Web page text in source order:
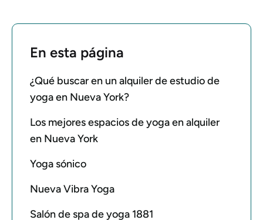
En esta página
¿Qué buscar en un alquiler de estudio de
yoga en Nueva York?
Los mejores espacios de yoga en alquiler
en Nueva York
Yoga sónico
Nueva Vibra Yoga
Salón de spa de yoga 1881